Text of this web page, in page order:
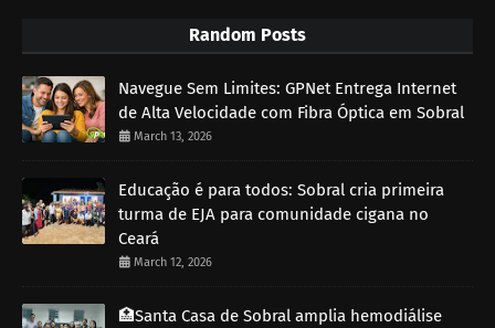
Random Posts
Navegue Sem Limites: GPNet Entrega Internet
de Alta Velocidade com Fibra Óptica em Sobral
March 13, 2026
Educação é para todos: Sobral cria primeira
turma de EJA para comunidade cigana no
Ceará
March 12, 2026
🏥Santa Casa de Sobral amplia hemodiálise